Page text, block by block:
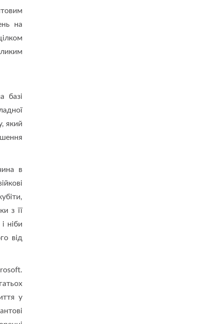
на
базі
який
в
з її
ніби
від
у